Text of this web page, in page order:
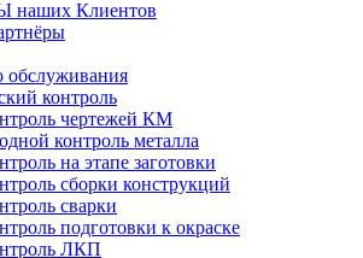
Клиентов
обслуживания
контроль
чертежей КМ
контроль металла
на этапе заготовки
сборки конструкций
сварки
подготовки к окраске
ЛКП